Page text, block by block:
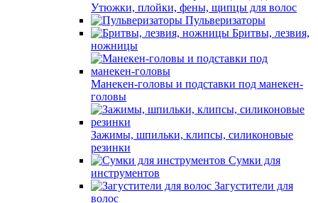
Утюжки, плойки, фены, щипцы для волос
Пульверизаторы
Бритвы, лезвия,
ножницы
Манекен-головы и подставки под манекен-
головы
Зажимы, шпильки, клипсы, силиконовые
резинки
Сумки для
инструментов
Загустители для
волос